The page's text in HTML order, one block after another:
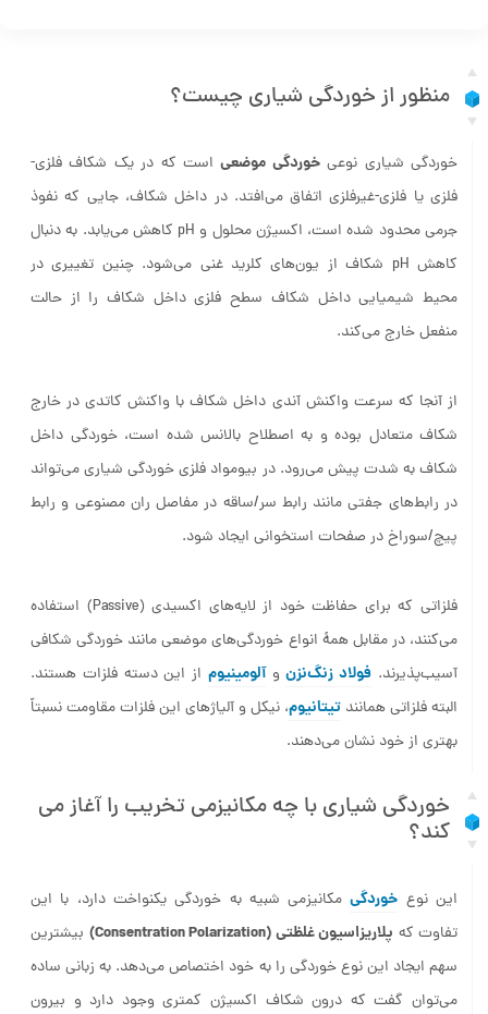
منظور از خوردگی شیاری چیست؟
خوردگی شیاری نوعیخوردگی موضعیاست که در یک شکاف فلزی-
فلزی یا فلزی-غیرفلزی اتفاق می‌افتد. در داخل شکاف، جایی که نفوذ
جرمی محدود شده است، اکسیژن محلول و pH کاهش می‌یابد. به دنبال
کاهش pH شکاف از یون‌های کلرید غنی می‌شود. چنین تغییری در
محیط شیمیایی داخل شکاف سطح فلزی داخل شکاف را از حالت
منفعل خارج می‌کند.
از آنجا که سرعت واکنش آندی داخل شکاف با واکنش کاتدی در خارج
شکاف متعادل بوده و به‌ اصطلاح بالانس شده است، خوردگی داخل
شکاف به ‌شدت پیش می‌رود. در بیومواد فلزی خوردگی شیاری می‌تواند
در رابط‌های جفتی مانند رابط سر/ساقه در مفاصل ران مصنوعی و رابط
پیچ/سوراخ در صفحات استخوانی ایجاد شود.
فلزاتی که برای حفاظت خود از لایه‌های اکسیدی (Passive) استفاده
می‌کنند، در مقابل همۀ انواع خوردگی‌های موضعی مانند خوردگی شکافی
آسیب‌پذیرند. فولاد زنگ‌نزنوآلومینیوم از این دسته فلزات هستند.
البته فلزاتی همانند تیتانیوم، نیکل و آلیاژهای این فلزات مقاومت نسبتاً
بهتری از خود نشان می‌دهند.
خوردگی شیاری با چه مکانیزمی تخریب را آغاز می
کند؟
این نوع خوردگیمکانیزمی شبیه به خوردگی یکنواخت دارد، با این
تفاوت که پلاریزاسیون غلظتی (Consentration Polarization)
بیشترین
سهم ایجاد این نوع خوردگی را به خود اختصاص می‌دهد. به زبانی ساده
می‌توان گفت که درون شکاف اکسیژن کمتری وجود دارد و بیرون